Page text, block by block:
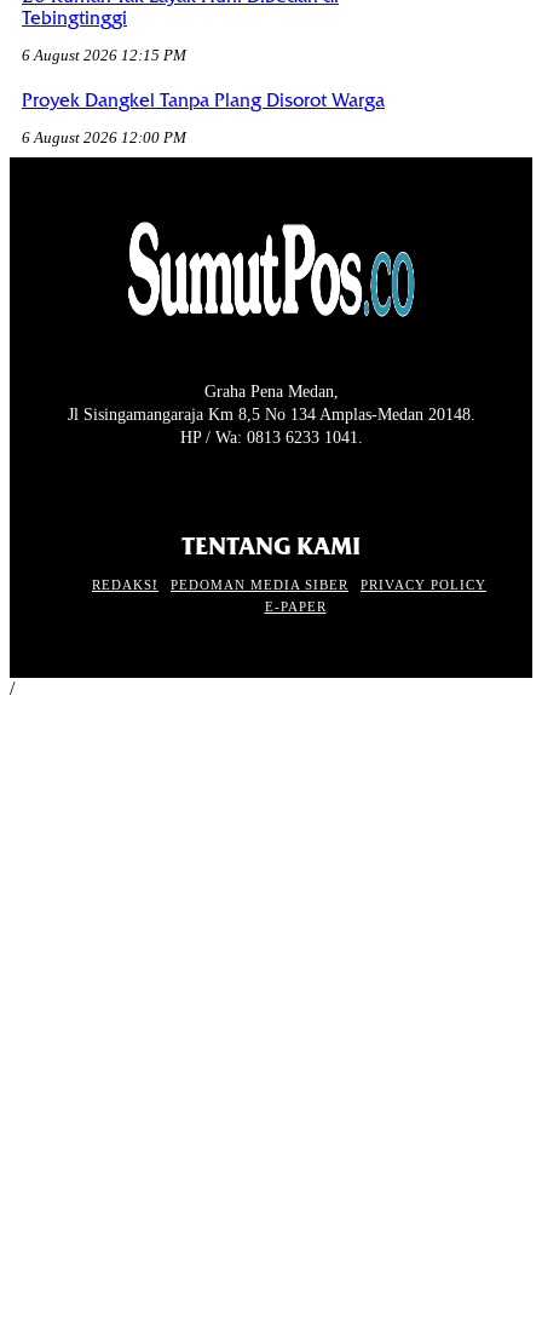
Tebingtinggi
6 August 2026 12:15 PM
Proyek Dangkel Tanpa Plang Disorot Warga
6 August 2026 12:00 PM
Graha Pena Medan,
Jl Sisingamangaraja Km 8,5 No 134 Amplas-Medan 20148.
HP / Wa: 0813 6233 1041.
TENTANG KAMI
REDAKSI PEDOMAN MEDIA SIBER
PRIVACY POLICY
E-PAPER
/